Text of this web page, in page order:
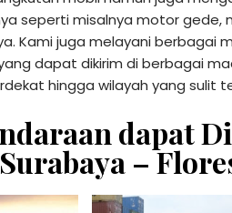
seperti misalnya motor gede,
Kami juga melayani berbagai
dapat dikirim di berbagai
hingga wilayah yang sulit
dapat
–